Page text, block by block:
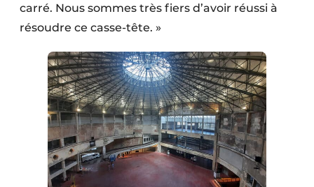
carré. Nous sommes très fiers d’avoir réussi à
résoudre ce casse-tête. »